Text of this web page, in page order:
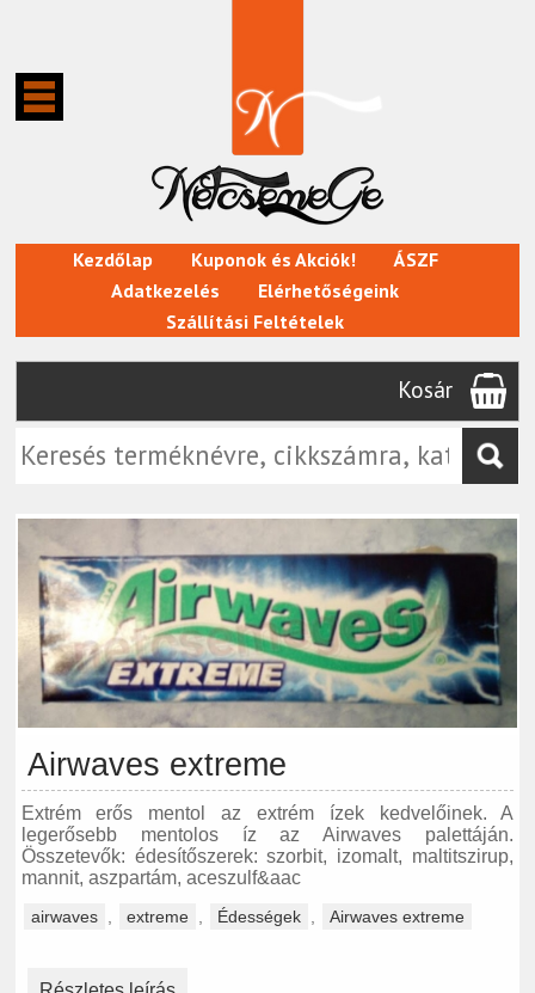
Kezdőlap Kuponok és Akciók!
ÁSZF
Adatkezelés
Elérhetőségeink
Szállítási Feltételek
Kosár
Airwaves extreme
Extrém erős mentol az extrém ízek kedvelőinek. A
legerősebb mentolos íz az Airwaves palettáján.
Összetevők: édesítőszerek: szorbit, izomalt, maltitszirup,
mannit, aszpartám, aceszulf&aac
airwaves extreme Édességek Airwaves extreme